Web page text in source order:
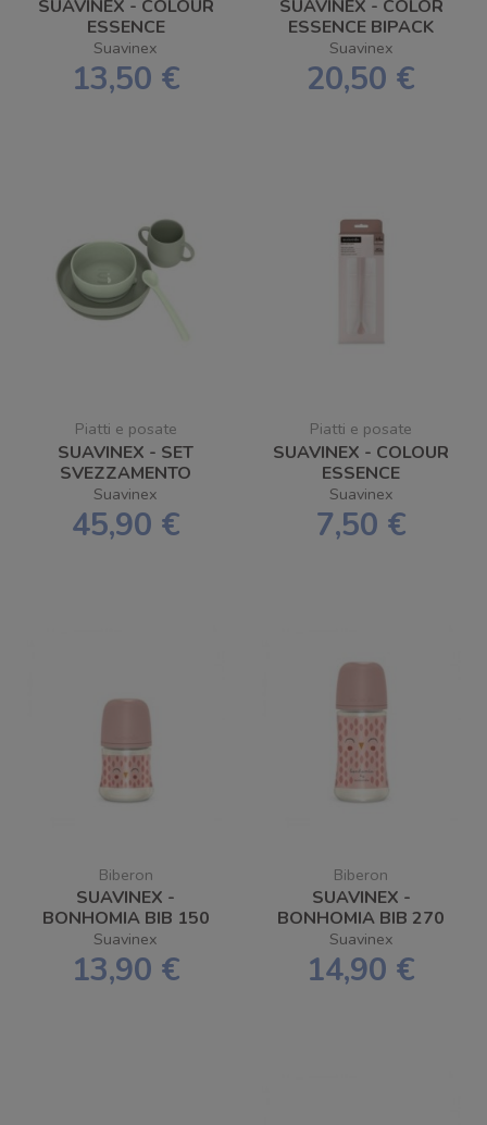
SUAVINEX - COLOUR
ESSENCE
SCATOLINA PORTA
SUCCHIETTO IN
SILICONE
Suavinex
13,50 €
SUAVINEX - COLOR
ESSENCE BIPACK
BAVAGLINO
Suavinex
20,50 €
Piatti e posate
SUAVINEX - SET
SVEZZAMENTO
SILICONE
Suavinex
45,90 €
Piatti e posate
SUAVINEX - COLOUR
ESSENCE
CUCCHIAIO IN
SILICONE
Suavinex
7,50 €
Biberon
SUAVINEX -
BONHOMIA BIB 150
SIL SX PRO PIUMA
Suavinex
13,90 €
Biberon
SUAVINEX -
BONHOMIA BIB 270
SIL SX PRO CIVETTA
Suavinex
14,90 €